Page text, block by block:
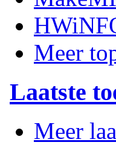
Meer
Laatste
Meer